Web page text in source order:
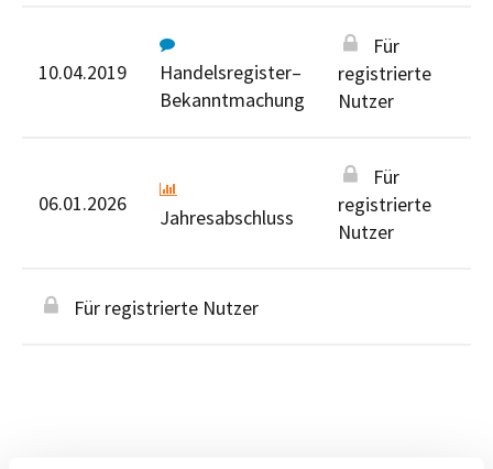
10.04.2019
Handelsregister–
Bekanntmachung
Für
registrierte
Nutzer
06.01.2026
Jahresabschluss
Für
registrierte
Nutzer
Für registrierte Nutzer